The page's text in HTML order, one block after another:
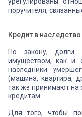
поручителя,
Кредит в наследство
По закону, долги
имуществом, как и
наследники
(машина, квартира,
так же принимают на
кредитам.
Для того, чтобы